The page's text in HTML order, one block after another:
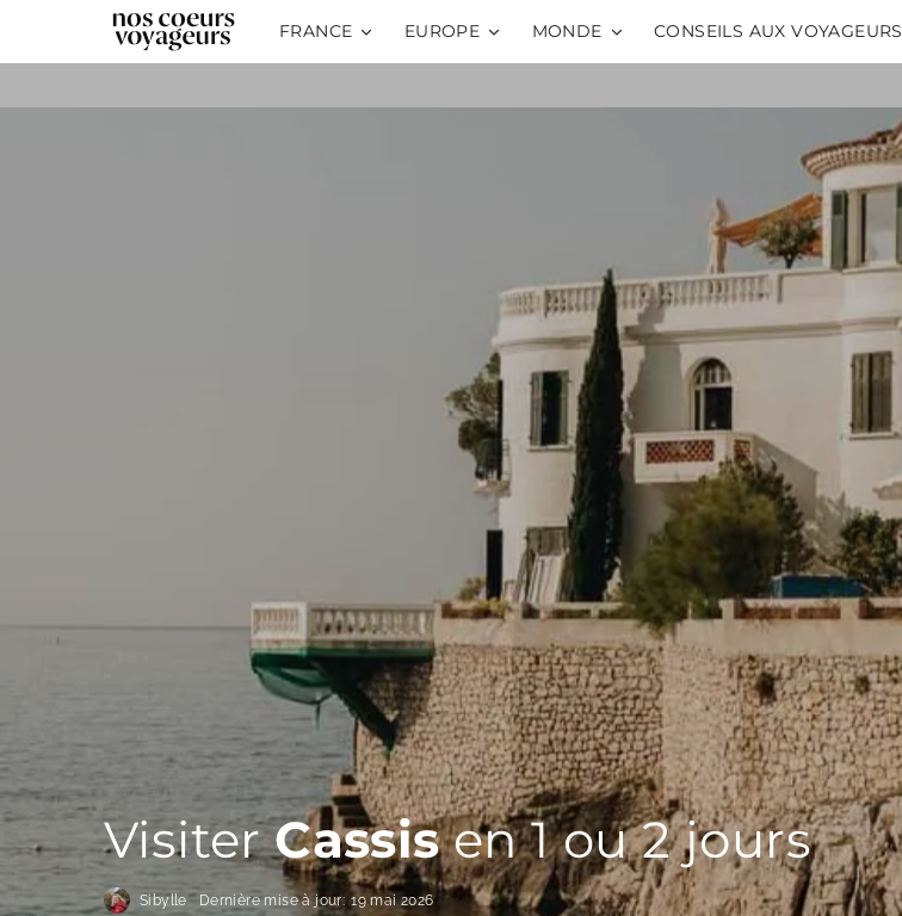
FRANCE EUROPE MONDE CONSEILS AUX VOYAGEURS
VisiterCassisen 1 ou 2 jours
Sibylle Dernière mise à jour: 19 mai 2026